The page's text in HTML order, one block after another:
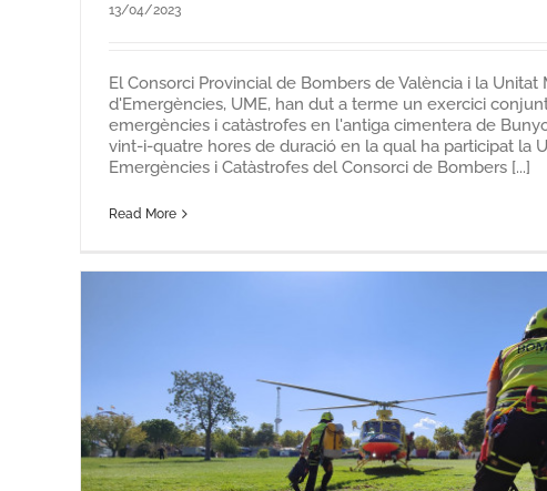
13/04/2023
El Consorci Provincial de Bombers de València i la Unitat
d'Emergències, UME, han dut a terme un exercici
emergències i catàstrofes en l'antiga cimentera de
vint-i-quatre hores de duració en la qual ha participat la
Emergències i Catàstrofes del Consorci de Bombers [...]
Read More
El Consorci torna a celebrar, després
l’acte d’homenatge a les
Notícies del Consorci